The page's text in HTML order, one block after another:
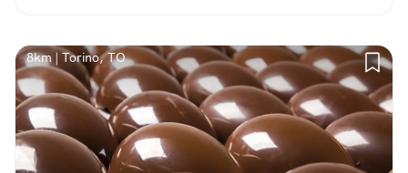
8km | Torino, TO